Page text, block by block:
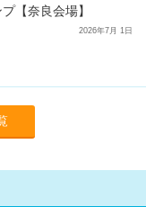
【奈良会場】
2026年7月 1日